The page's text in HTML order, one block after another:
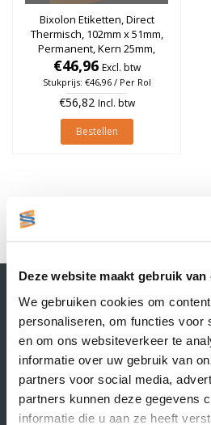
Deze website maakt gebruik van
We gebruiken cookies om
personaliseren, om functies voor
en om ons websiteverkeer te
informatie over uw gebruik van
partners voor social media,
partners kunnen deze gegevens
informatie die u aan ze heeft
Bixolon Etiketten, Direct
Thermisch, 102mm x 51mm,
Permanent, Kern 25mm,
Oranje, rol à 1.370 stuks
€46,96 Excl. btw
Stukprijs: €46,96 / Per Rol
€56,82 Incl. btw
Bestellen
Contactgegevens
Supply Service B.V.
Nijverheidsstraat 25-K
3861 RJ Nijkerk
info@supplyservice.nl
+31 33 468 13 42
KvK nummer: 66384737